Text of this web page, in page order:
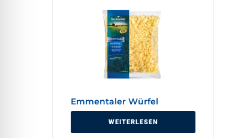
Emmentaler Würfel
WEITERLESEN